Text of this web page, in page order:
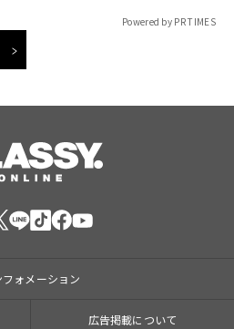
Powered by PR TIMES
フォメーション
広告掲載について